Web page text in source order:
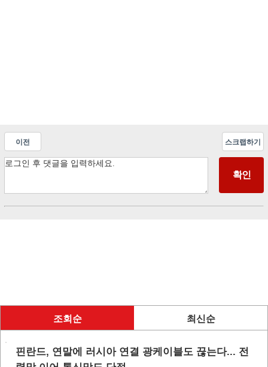
이전 스크랩하기
조회순 최신순
핀란드, 연말에 러시아 연결 광케이블도 끊는다... 전